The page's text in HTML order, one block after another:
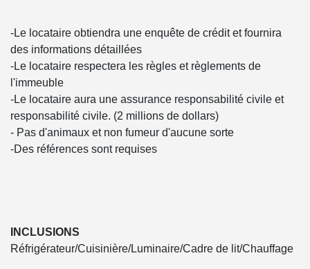
-Le locataire obtiendra une enquête de crédit et fournira
des informations détaillées
-Le locataire respectera les règles et règlements de
l'immeuble
-Le locataire aura une assurance responsabilité civile et
responsabilité civile. (2 millions de dollars)
- Pas d'animaux et non fumeur d'aucune sorte
-Des références sont requises
INCLUSIONS
Réfrigérateur/Cuisinière/Luminaire/Cadre de lit/Chauffage